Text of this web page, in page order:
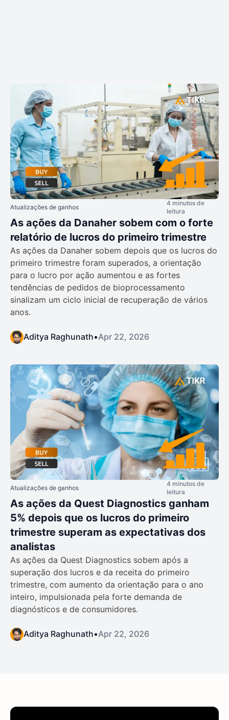
Atualizações de ganhos
4 minutos de
leitura
As ações da Danaher sobem com o forte
relatório de lucros do primeiro trimestre
As ações da Danaher sobem depois que os lucros do
primeiro trimestre foram superados, a orientação
para o lucro por ação aumentou e as fortes
tendências de pedidos de bioprocessamento
sinalizam um ciclo inicial de recuperação de vários
anos.
Aditya Raghunath•Apr 22, 2026
Atualizações de ganhos
4 minutos de
leitura
As ações da Quest Diagnostics ganham
5% depois que os lucros do primeiro
trimestre superam as expectativas dos
analistas
As ações da Quest Diagnostics sobem após a
superação dos lucros e da receita do primeiro
trimestre, com aumento da orientação para o ano
inteiro, impulsionada pela forte demanda de
diagnósticos e de consumidores.
Aditya Raghunath•Apr 22, 2026